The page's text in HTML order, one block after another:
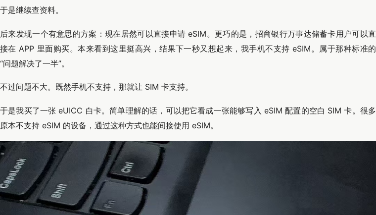
于是继续查资料。
后来发现一个有意思的方案：现在居然可以直接申请 eSIM。更巧的是，招商银行万事达储蓄卡用户可以直
接在 APP 里面购买。本来看到这里挺高兴，结果下一秒又想起来，我手机不支持 eSIM。属于那种标准的
“问题解决了一半”。
不过问题不大。既然手机不支持，那就让 SIM 卡支持。
于是我买了一张 eUICC 白卡。简单理解的话，可以把它看成一张能够写入 eSIM 配置的空白 SIM 卡。很多
原本不支持 eSIM 的设备，通过这种方式也能间接使用 eSIM。